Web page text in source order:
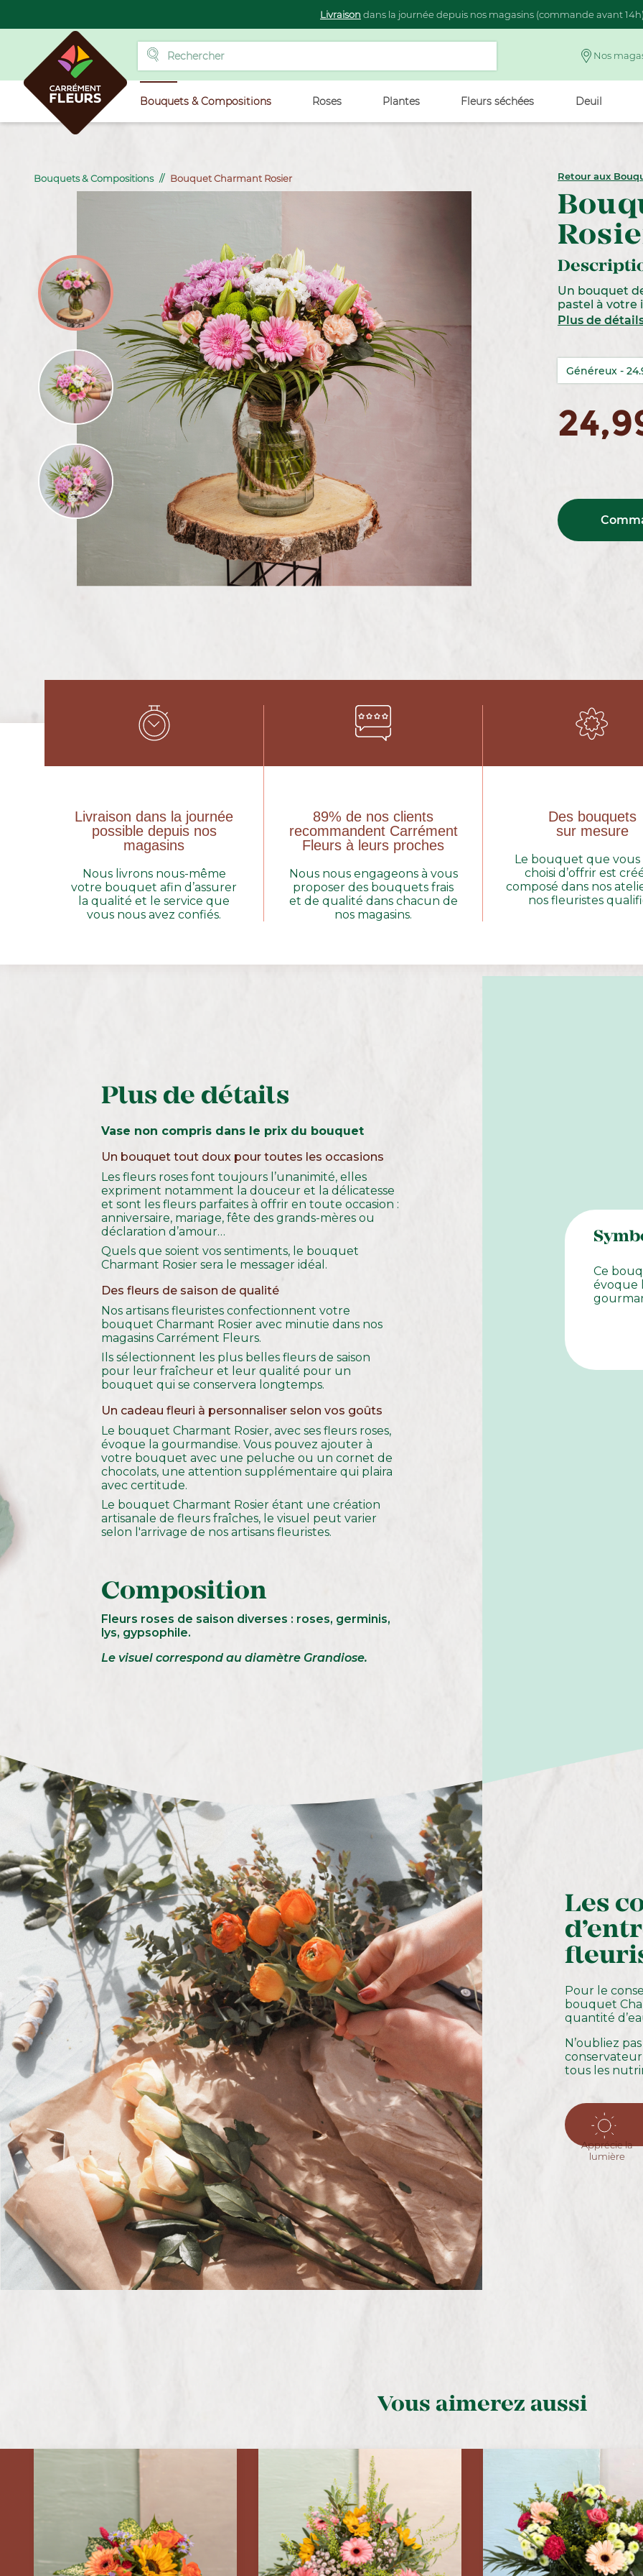
Livraison dans la journée depuis nos magasins (commande avant 14h)
Nos
Bouquets & Compositions Roses Plantes Fleurs séchées Deuil
Bouquets & Compositions Bouquet Charmant Rosier Retour aux
Un bouquet
pastel à votre
Plus de
Livraison dans la journée
possible depuis nos
magasins
Nous livrons nous-même
votre bouquet afin d’assurer
la qualité et le service que
vous nous avez confiés.
89% de nos clients
recommandent Carrément
Fleurs à leurs proches
Nous nous engageons à vous
proposer des bouquets frais
et de qualité dans chacun de
nos magasins.
Des bouquets
sur mesure
Le bouquet que vous
choisi d’offrir est
composé dans nos
nos fleuristes
Plus de détails
Vase non compris dans le prix du bouquet
Un bouquet tout doux pour toutes les occasions
Les fleurs roses font toujours l’unanimité, elles
expriment notamment la douceur et la délicatesse
et sont les fleurs parfaites à offrir en toute occasion :
anniversaire, mariage, fête des grands-mères ou
déclaration d’amour…
Quels que soient vos sentiments, le bouquet
Charmant Rosier sera le messager idéal.
Des fleurs de saison de qualité
Nos artisans fleuristes confectionnent votre
bouquet Charmant Rosier avec minutie dans nos
magasins Carrément Fleurs.
Ils sélectionnent les plus belles fleurs de saison
pour leur fraîcheur et leur qualité pour un
bouquet qui se conservera longtemps.
Un cadeau fleuri à personnaliser selon vos goûts
Le bouquet Charmant Rosier, avec ses fleurs roses,
évoque la gourmandise. Vous pouvez ajouter à
votre bouquet avec une peluche ou un cornet de
chocolats, une attention supplémentaire qui plaira
avec certitude.
Le bouquet Charmant Rosier étant une création
artisanale de fleurs fraîches, le visuel peut varier
selon l'arrivage de nos artisans fleuristes.
Composition
Fleurs roses de saison diverses : roses, germinis,
lys, gypsophile.
Le visuel correspond au diamètre Grandiose.
Ce
évoque
Les
Pour le
bouquet
quantité
N’oubliez
tous les
Apprécie la
lumière
Vous aimerez aussi